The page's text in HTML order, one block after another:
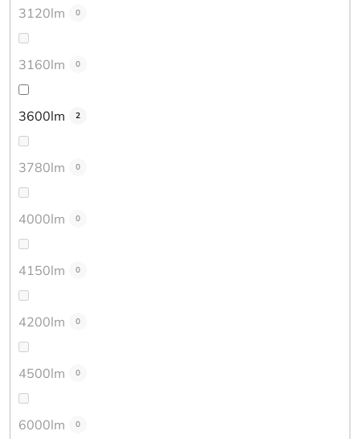
3120lm 0
3160lm 0
3600lm 2
3780lm 0
4000lm 0
4150lm 0
4200lm 0
4500lm 0
6000lm 0